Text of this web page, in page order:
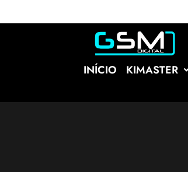
INÍCIO KIMASTER